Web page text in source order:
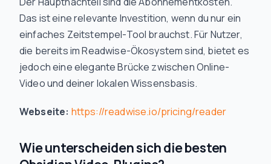
Das ist eine relevante Investition, wenn du nur ein
einfaches Zeitstempel-Tool brauchst. Für Nutzer,
die bereits im Readwise-Ökosystem sind, bietet es
jedoch eine elegante Brücke zwischen Online-
Video und deiner lokalen Wissensbasis.
Webseite: https://readwise.io/pricing/reader
Wie unterscheiden sich die besten